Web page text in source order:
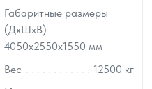
Габаритные размеры
(ДхШхВ)
4050х2550х1550мм
Вес
12500 кг